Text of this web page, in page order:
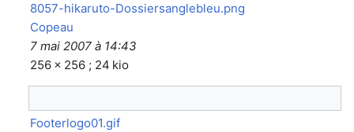
8057-hikaruto-Dossiersanglebleu.png
Copeau
7 mai 2007 à 14:43
256 × 256 ; 24 kio
Footerlogo01.gif